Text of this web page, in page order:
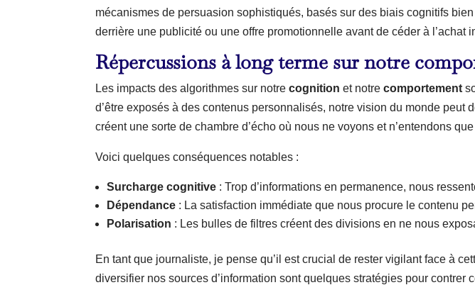
mécanismes de persuasion sophistiqués, basés sur des biais cognitifs
derrière une publicité ou une offre promotionnelle avant de céder à l’achat
Répercussions à long terme sur notre
Les impacts des algorithmes sur notrecognition et notrecomportement
d’être exposés à des contenus personnalisés, notre vision du monde
créent une sorte de chambre d’écho où nous ne voyons et n’entendons
Voici quelques conséquences notables :
Surcharge cognitive : Trop d’informations en permanence, nous
Dépendance : La satisfaction immédiate que nous procure le contenu
Polarisation : Les bulles de filtres créent des divisions en ne nous
En tant que journaliste, je pense qu’il est crucial de rester vigilant face à
diversifier nos sources d’information sont quelques stratégies pour contrer